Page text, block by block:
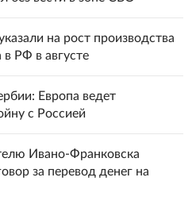
на рост производства
в РФ в августе
Европа ведет
с Россией
Ивано-Франковска
за перевод денег на